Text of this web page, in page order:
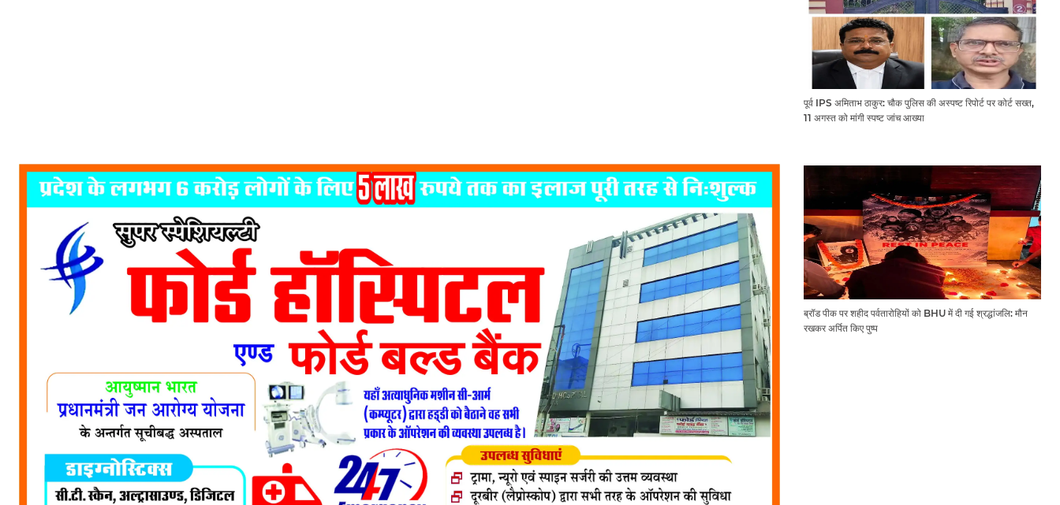
पूर्व IPS अमिताभ ठाकुर: चौक पुलिस की अस्पष्ट रिपोर्ट पर कोर्ट सख्त,
11 अगस्त को मांगी स्पष्ट जांच आख्या
ब्रॉड पीक पर शहीद पर्वतारोहियों को BHU में दी गई श्रद्धांजलि: मौन
रखकर अर्पित किए पुष्प